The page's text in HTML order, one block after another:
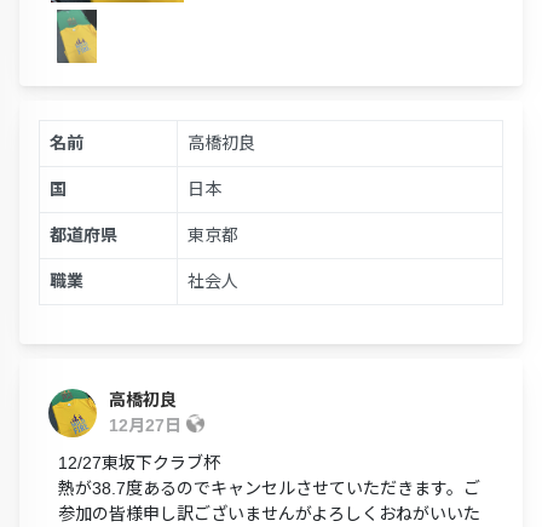
名前 高橋初良
国 日本
都道府県 東京都
職業 社会人
高橋初良
12月27日
12/27東坂下クラブ杯
熱が38.7度あるのでキャンセルさせていただきます。ご
参加の皆様申し訳ございませんがよろしくおねがいいた